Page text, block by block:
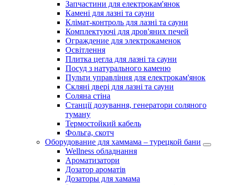
Запчастини для електрокам'янок
Камені для лазні та сауни
Клімат-контроль для лазні та сауни
Комплектуючі для дров'яних печей
Ограждение для электрокаменок
Освітлення
Плитка цегла для лазні та сауни
Посуд з натурального каменю
Пульти управління для електрокам'янок
Скляні двері для лазні та сауни
Соляна стіна
Станції дозування, генератори соляного
туману
Термостойкий кабель
Фольга, скотч
Оборудование для хаммама – турецкой бани
Wellness обладнання
Ароматизатори
Дозатор ароматів
Дозаторы для хамама